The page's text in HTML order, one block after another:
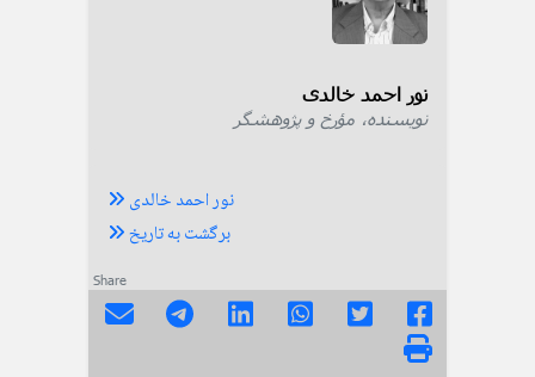
نور احمد خالدی
نویسنده، مؤرخ و پژوهشگر
نور احمد خالدی
برگشت به تاریخ
Share